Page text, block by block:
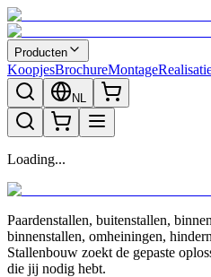
Producten
KoopjesBrochureMontage
NL
Loading...
Paardenstallen, buitenstallen,
binnenstallen, omheiningen,
Stallenbouw zoekt de gepaste
die jij nodig hebt.